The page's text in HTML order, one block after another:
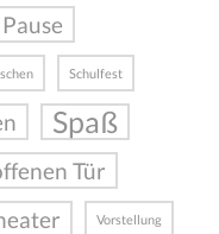
Pause
Schulfest
Spaß
Tür
Vorstellung